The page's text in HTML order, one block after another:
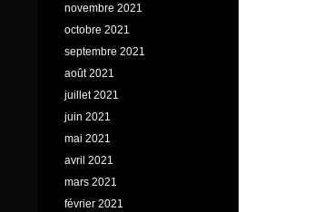
novembre 2021
octobre 2021
septembre 2021
août 2021
juillet 2021
juin 2021
mai 2021
avril 2021
mars 2021
février 2021